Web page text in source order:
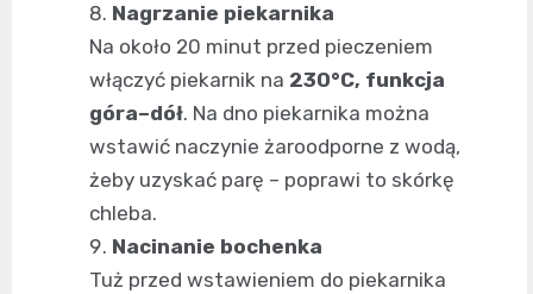
Nagrzanie piekarnika
Na około 20 minut przed pieczeniem
włączyć piekarnik na 230°C, funkcja
góra–dół. Na dno piekarnika można
wstawić naczynie żaroodporne z wodą,
żeby uzyskać parę – poprawi to skórkę
chleba.
Nacinanie bochenka
Tuż przed wstawieniem do piekarnika